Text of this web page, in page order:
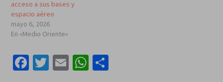
acceso a sus bases y
espacio aéreo
mayo 6, 2026
En «Medio Oriente»
Facebook
Twitter
EmailWhatsApp
Compartir